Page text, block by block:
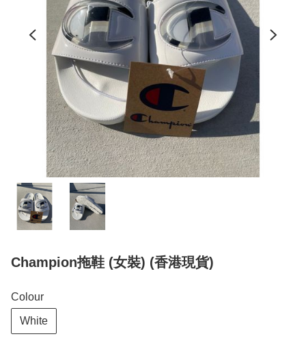
Champion拖鞋 (女裝) (香港現貨)
Colour
White